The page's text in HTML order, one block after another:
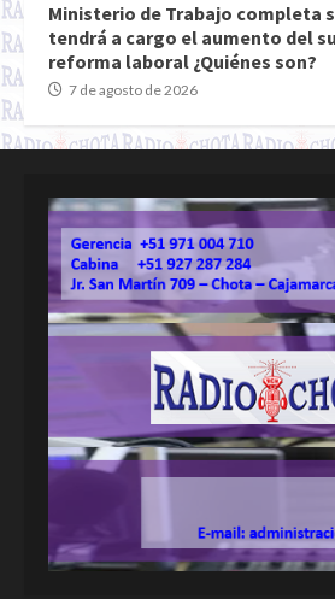
Ministerio de Trabajo completa
tendrá a cargo el aumento del
reforma laboral ¿Quiénes son?
7 de agosto de 2026